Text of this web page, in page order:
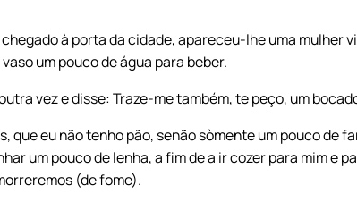
à porta da cidade, apareceu-lhe uma mulher
um pouco de água para beber.
vez e disse: Traze-me também, te peço, um
que eu não tenho pão, senão sòmente um pouco de
um pouco de lenha, a fim de a ir cozer para mim e
(de fome).